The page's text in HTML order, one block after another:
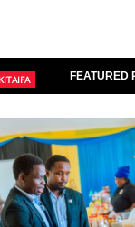
FEATURED
KITAIFA